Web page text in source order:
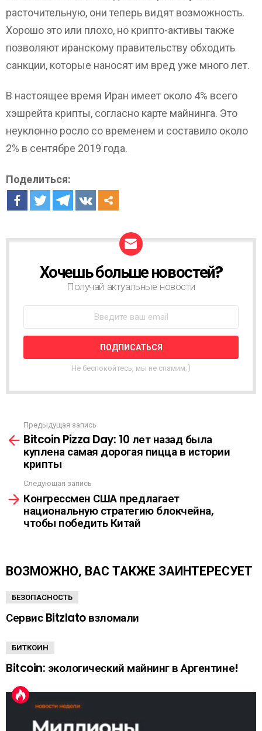
расточительную, они теперь видят возможность.
Хорошо это или плохо, но крипто-активы также
позволяют иранскому правительству обходить
санкции, которые наносят им вред уже много лет.
В настоящее время Иран имеет около 4% всего
хэшрейта крипты, согласно карте майнинга. Это
неуклонно росло со временем и составило около
2% в сентябре 2019 года.
Поделиться:
О
Т
Н
Я
С
Ы
Л
К
А
Хочешь больше новостей?
Получай актуальные новости
Не беспокойтесь, мы не спамим;)
м
т
Предыдущая запись
Bitcoin Pizza Day: 10 лет назад была
куплена самая дорогая пицца в истории
крипты
Следующая запись
Конгрессмен США предлагает
национальную стратегию блокчейна,
чтобы победить Китай
ВОЗМОЖНО, ВАС ТАКЖЕ ЗАИНТЕРЕСУЕТ
БЕЗОПАСНОСТЬ
Сервис Bitzlato взломали
БИТКОИН
Bitcoin: экологический майнинг в Аргентине!